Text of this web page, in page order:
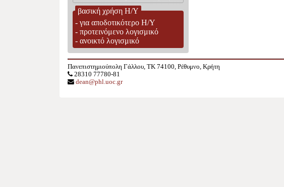
βασική χρήση Η/Υ
- για αποδοτικότερο Η/Υ
- προτεινόμενο λογισμικό
- ανοικτό λογισμικό
Πανεπιστημιούπολη Γάλλου, TK 74100, Ρέθυμνο, Κρήτη
28310 77780-81
dean@phl.uoc.gr